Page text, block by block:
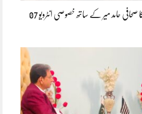
مولانا فضل الرحمٰن صاحب کا صحافی حامد میر کے ساتھ خصوصی انٹرویو 07